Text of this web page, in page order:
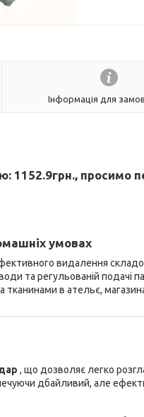
Інформація для
1152.9грн., просимо
умовах
видалення
та регульованій подачі
тканинами в ательє,
, що дозволяє легко
дбайливий, але